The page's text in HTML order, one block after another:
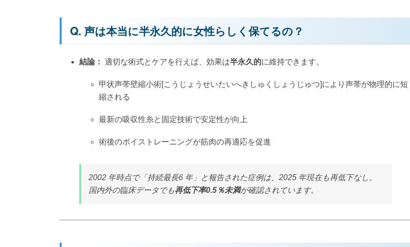
Q. 声は本当に半永久的に女性らしく保てるの？
結論： 適切な術式とケアを行えば、効果は半永久的に維持できます。
甲状声帯壁縮小術[こうじょうせいたいへきしゅくしょうじゅつ]により声帯が物理的に短
縮される
最新の吸収性糸と固定技術で安定性が向上
術後のボイストレーニングが筋肉の再適応を促進
2002 年時点で「持続最長6 年」と報告された症例は、2025 年現在も再低下なし。
国内外の臨床データでも再低下率0.5％未満が確認されています。